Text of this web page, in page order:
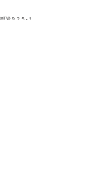
岩９２５-１